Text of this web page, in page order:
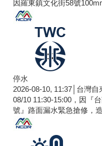
因羅東鎮文化街58號
停水
2026-08-10, 11:37│台灣自
08/10 11:30-15:00，因『
號』路面漏水緊急搶修，